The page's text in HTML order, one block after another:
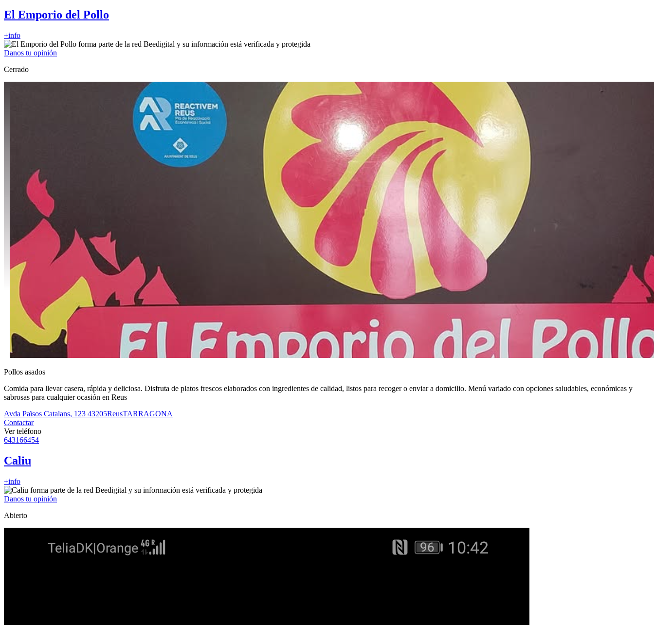
El Emporio del Pollo
+info
Danos tu opinión
Cerrado
Pollos asados
Comida para llevar casera, rápida y deliciosa. Disfruta de platos frescos elaborados con ingredientes de calidad, listos para recoger o enviar a domicilio. Menú variado con opciones saludables, económicas y
sabrosas para cualquier ocasión en Reus
Avda Països Catalans, 123 43205ReusTARRAGONA
Contactar
Ver teléfono
643166454
Caliu
+info
Danos tu opinión
Abierto